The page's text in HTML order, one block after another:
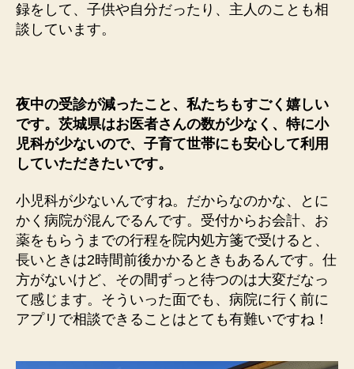
録をして、子供や自分だったり、主人のことも相
談しています。
夜中の受診が減ったこと、私たちもすごく嬉しい
です。茨城県はお医者さんの数が少なく、特に小
児科が少ないので、子育て世帯にも安心して利用
していただきたいです。
小児科が少ないんですね。だからなのかな、とに
かく病院が混んでるんです。受付からお会計、お
薬をもらうまでの行程を院内処方箋で受けると、
長いときは2時間前後かかるときもあるんです。仕
方がないけど、その間ずっと待つのは大変だなっ
て感じます。そういった面でも、病院に行く前に
アプリで相談できることはとても有難いですね！